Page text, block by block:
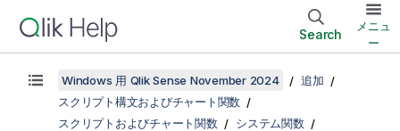
Search
メニュ
ー
Windows 用 Qlik Sense November 2024
追加
スクリプト構文およびチャート関数
スクリプトおよびチャート関数
システム関数